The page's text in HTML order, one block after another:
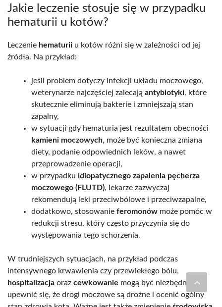
Jakie leczenie stosuje się w przypadku
hematurii u kotów?
Leczenie hematurii u kotów różni się w zależności od jej
źródła. Na przykład:
jeśli problem dotyczy infekcji układu moczowego,
weterynarze najczęściej zalecają antybiotyki, które
skutecznie eliminują bakterie i zmniejszają stan
zapalny,
w sytuacji gdy hematuria jest rezultatem obecności
kamieni moczowych, może być konieczna zmiana
diety, podanie odpowiednich leków, a nawet
przeprowadzenie operacji,
w przypadku idiopatycznego zapalenia pęcherza
moczowego (FLUTD), lekarze zazwyczaj
rekomendują leki przeciwbólowe i przeciwzapalne,
dodatkowo, stosowanie feromonów może pomóc w
redukcji stresu, który często przyczynia się do
występowania tego schorzenia.
W trudniejszych sytuacjach, na przykład podczas
intensywnego krwawienia czy przewlekłego bólu,
hospitalizacja oraz cewkowanie mogą być niezbędne, aby
upewnić się, że drogi moczowe są drożne i ocenić ogólny